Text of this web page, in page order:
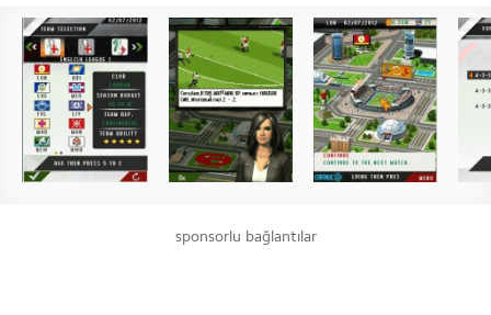
sponsorlu bağlantılar